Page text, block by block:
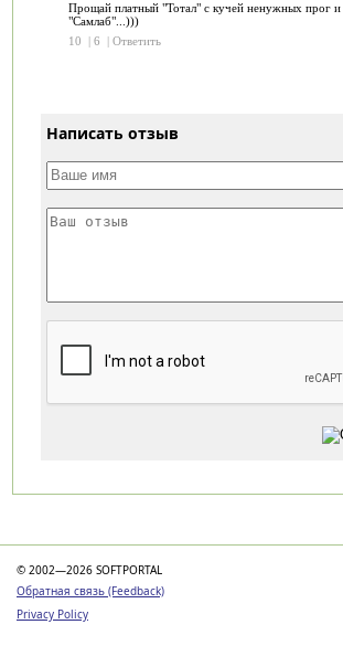
Прощай платный "Тотал" с кучей ненужных прог и
"Самлаб"...)))
10
| 6 | Ответить
Написать отзыв
© 2002—2026 SOFTPORTAL
Обратная связь (Feedback)
Privacy Policy